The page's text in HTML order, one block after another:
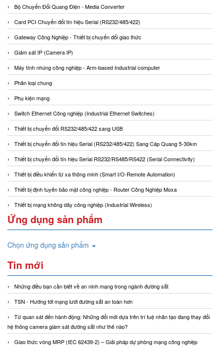
Bộ Chuyển Đổi Quang Điện - Media Converter
Card PCI Chuyển đổi tín hiệu Serial (RS232/485/422)
Gateway Công Nghiệp - Thiết bị chuyển đổi giao thức
Giám sát IP (Camera IP)
Máy tính nhúng công nghiệp - Arm-based Industrial computer
Phân loại chung
Phụ kiện mạng
Switch Ethernet Công nghiệp (Industrial Ethernet Switches)
Thiết bị chuyển đổi RS232/485/422 sang USB
Thiết bị chuyển đổi tín hiệu Serial (RS232/485/422) Sang Cáp Quang 5-30km
Thiết bị chuyển đổi tín hiệu Serial RS232/RS485/RS422 (Serial Connectivity)
Thiết bị điều khiển từ xa thông minh (Smart I/O-Remote Automation)
Thiết bị định tuyến bảo mật công nghiệp - Router Công Nghiệp Moxa
Thiết bị mạng không dây công nghiệp (Industrial Wireless)
Ứng dụng sản phẩm
Chọn ứng dụng sản phẩm
Tin mới
Những điều bạn cần biết về an ninh mạng trong ngành đường sắt
TSN - Hướng tới mạng lưới đường sắt an toàn hơn
Từ quan sát đến hành động: Những đổi mới dựa trên trí tuệ nhân tạo đang thay đổi
hệ thống camera giám sát đường sắt như thế nào?
Giao thức vòng MRP (IEC 62439-2) – Giải pháp dự phòng mạng công nghiệp